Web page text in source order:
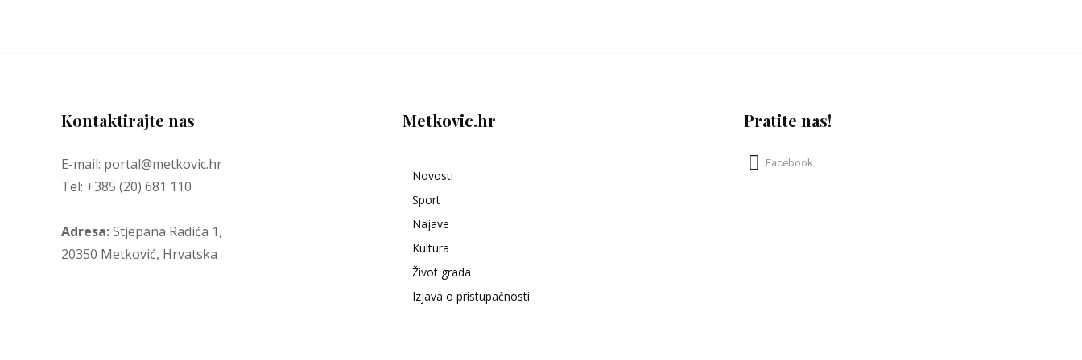
Kontaktirajte nas
E-mail: portal@metkovic.hr
Tel: +385 (20) 681 110
Adresa:Stjepana Radića 1,
20350 Metković, Hrvatska
Metkovic.hr
Novosti
Sport
Najave
Kultura
Život grada
Izjava o pristupačnosti
Pratite nas!
Facebook